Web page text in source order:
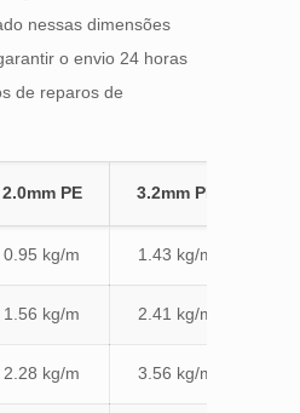
nessas dimensões
o envio 24 horas
de reparos de
2.0mm PE 3.2mm PE
0.95 kg/m 1.43 kg/m
1.56 kg/m 2.41 kg/m
2.28 kg/m 3.56 kg/m